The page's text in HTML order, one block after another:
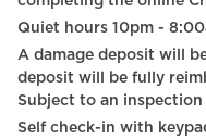
Street view
Coffee
Quiet hours 10pm -
A damage deposit will be collected by credit card. The
deposit will be fully
Subject to an
Self check-in with